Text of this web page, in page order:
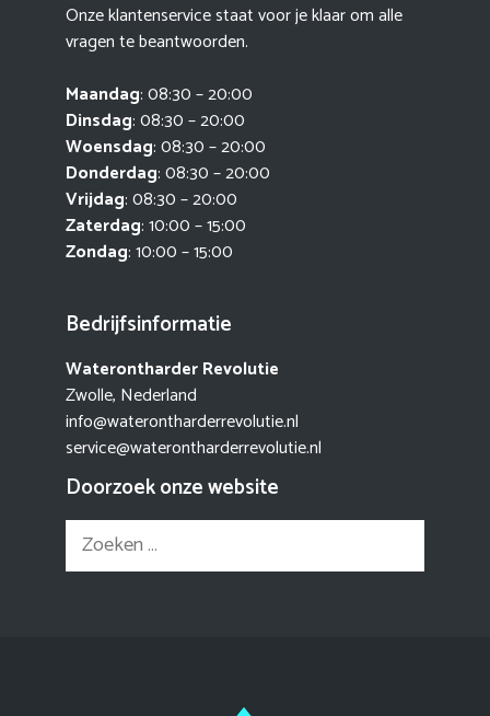
Onze klantenservice staat voor je klaar om alle
vragen te beantwoorden.
Maandag: 08:30 – 20:00
Dinsdag: 08:30 – 20:00
Woensdag: 08:30 – 20:00
Donderdag: 08:30 – 20:00
Vrijdag: 08:30 – 20:00
Zaterdag: 10:00 – 15:00
Zondag: 10:00 – 15:00
Bedrijfsinformatie
Waterontharder Revolutie
Zwolle, Nederland
info@waterontharderrevolutie.nl
service@waterontharderrevolutie.nl
Doorzoek onze website
Zoek
naar: